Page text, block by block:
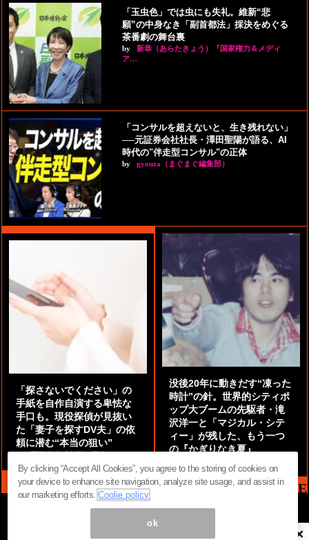
「玉虫色」では虫にも失礼。維新“悲
願”の中身なき「副首都法」採決をめぐる
茶番劇の舞台裏
by
新恭（あらたきょう）『国家権力＆メディ
ア…
「コンサルを超えないと、生き残れない」
──元証券会社社長・澤田聖陽が語る、AI
時代の"伴走型コンサル"の正体
by gyouza（まぐまぐ編集部）
「探さないでください」の
手紙を自作自演する卑怯な
手口も。現役探偵が見抜い
た「妻子を探すDV夫」の依
頼に潜む“本当の狙い”
by 阿部泰尚『伝説の探偵』
没後20年に動きだす“凍った
時計”の針。世界的シティポ
ップ大ブームの先駆者・滝
沢洋一と「マジカル・シテ
ィー」が残した、もう一つ
の『かぎりなき夏』
MAG2 NEWS HEADLINE
×
By clicking “Accept All Cookies”, you agree to the storing of cookies on
your device to enhance site navigation, analyze site usage, and assist in
our marketing efforts.Coolie policy
ok